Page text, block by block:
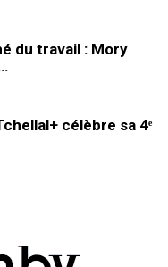
du travail : Mory
célèbre sa 4ᵉ